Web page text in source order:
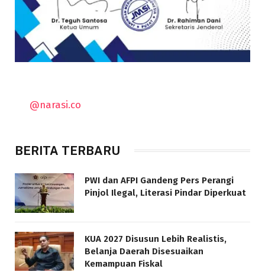
@narasi.co
BERITA TERBARU
PWI dan AFPI Gandeng Pers Perangi
Pinjol Ilegal, Literasi Pindar Diperkuat
KUA 2027 Disusun Lebih Realistis,
Belanja Daerah Disesuaikan
Kemampuan Fiskal